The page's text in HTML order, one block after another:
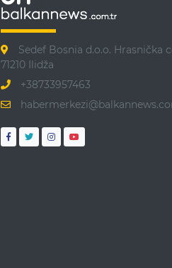
Sedef Bosnia d.o.o. Hrasnička
71210 Ilidža
+38733957463